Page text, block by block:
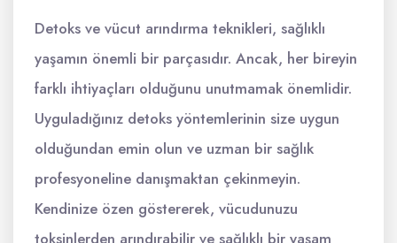
Detoks ve vücut arındırma teknikleri, sağlıklı
yaşamın önemli bir parçasıdır. Ancak, her bireyin
farklı ihtiyaçları olduğunu unutmamak önemlidir.
Uyguladığınız detoks yöntemlerinin size uygun
olduğundan emin olun ve uzman bir sağlık
profesyoneline danışmaktan çekinmeyin.
Kendinize özen göstererek, vücudunuzu
toksinlerden arındırabilir ve sağlıklı bir yaşam